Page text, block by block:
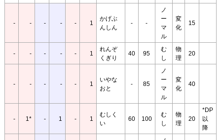
- - - - - 1
かげぶ
んしん
- -
ノ
ー
マ
ル
変
化
15
- - - - - 1
れんぞ
くぎり
40 95
む
し
物
理
20
- - - - - 1
いやな
おと
- 85
ノ
ー
マ
ル
変
化
40
- 1* - 1 - 1
むしく
い
60 100
む
し
物
理
20
*DP
以
降